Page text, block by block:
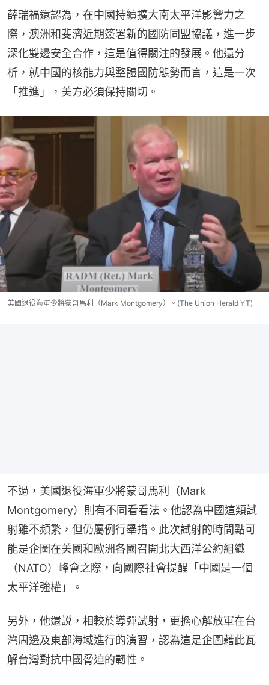
薛瑞福還認為，在中國持續擴大南太平洋影響力之
際，澳洲和斐濟近期簽署新的國防同盟協議，進一步
深化雙邊安全合作，這是值得關注的發展。他還分
析，就中國的核能力與整體國防態勢而言，這是一次
「推進」，美方必須保持關切。
美國退役海軍少將蒙哥馬利（Mark Montgomery）。(The Union Herald YT)
不過，美國退役海軍少將蒙哥馬利（Mark
Montgomery）則有不同看看法。他認為中國這類試
射雖不頻繁，但仍屬例行舉措。此次試射的時間點可
能是企圖在美國和歐洲各國召開北大西洋公約組織
（NATO）峰會之際，向國際社會提醒「中國是一個
太平洋強權」。
另外，他還説，相較於導彈試射，更擔心解放軍在台
灣周邊及東部海域進行的演習，認為這是企圖藉此瓦
解台灣對抗中國脅迫的韌性。